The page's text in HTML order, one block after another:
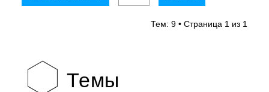
Тем: 9 • Страница 1из 1
Темы